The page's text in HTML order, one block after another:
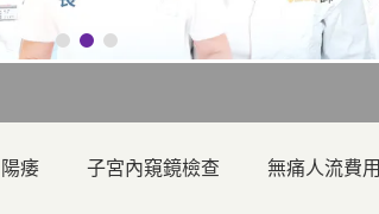
陽痿 子宮內窺鏡檢查 無痛人流費用